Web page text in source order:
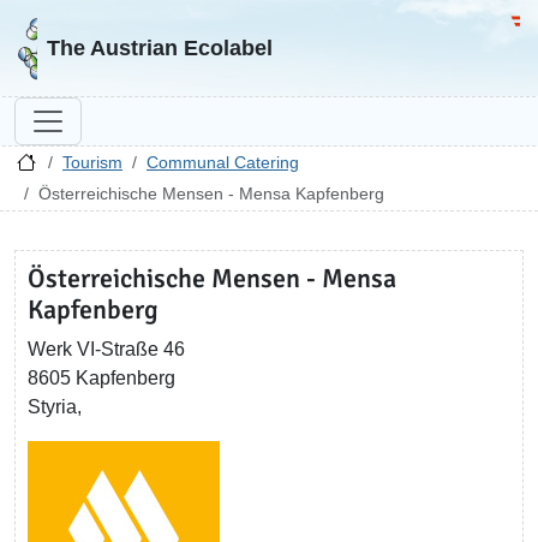
Go to homepage
The Austrian Ecolabel
Tourism
Communal Catering
Österreichische Mensen - Mensa Kapfenberg
Österreichische Mensen - Mensa
Kapfenberg
Werk VI-Straße 46
8605 Kapfenberg
Styria,